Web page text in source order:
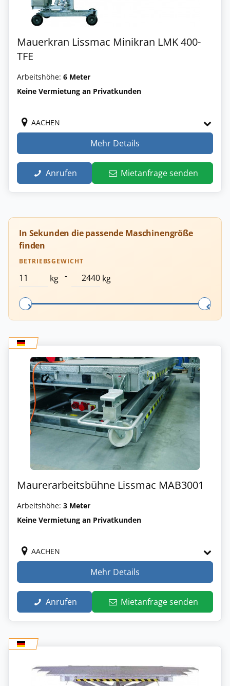
Mauerkran Lissmac Minikran LMK 400-
TFE
Arbeitshöhe: 6 Meter
Keine Vermietung an Privatkunden
AACHEN
Mehr Details
Anrufen Mietanfrage senden
In Sekunden die passende Maschinengröße
finden
BETRIEBSGEWICHT
kg - kg
Maurerarbeitsbühne Lissmac MAB3001
Arbeitshöhe: 3 Meter
Keine Vermietung an Privatkunden
AACHEN
Mehr Details
Anrufen Mietanfrage senden